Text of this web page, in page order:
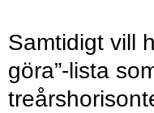
Samtidigt vill
göra”-lista